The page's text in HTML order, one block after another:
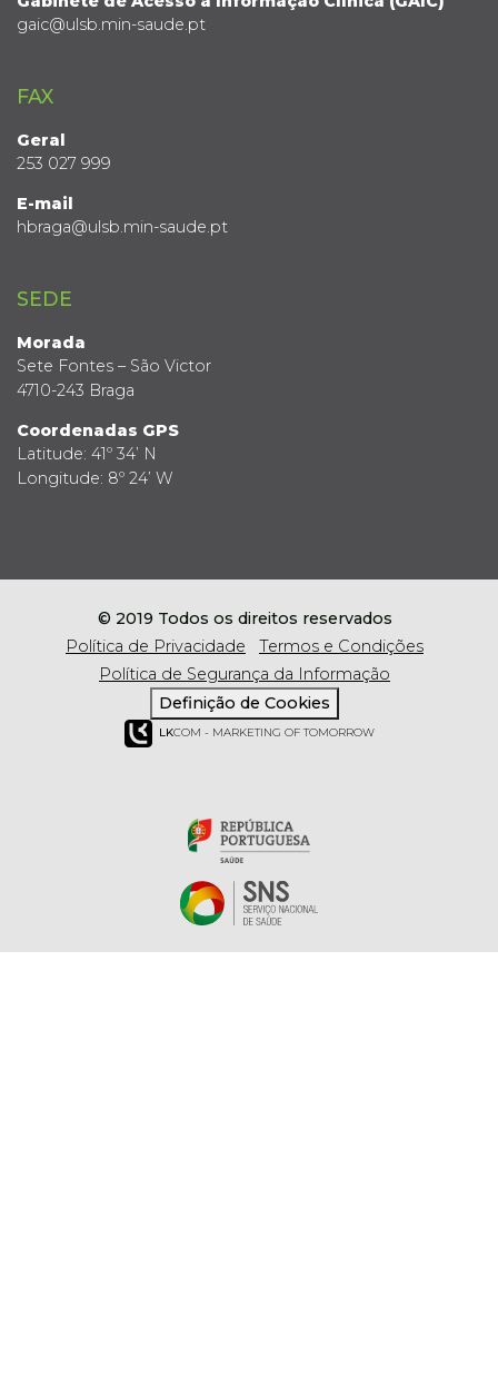
gaic@ulsb.min-saude.pt
FAX
Geral
253 027 999
E-mail
hbraga@ulsb.min-saude.pt
SEDE
Morada
Sete Fontes – São Victor
4710-243 Braga
Coordenadas GPS
Latitude: 41º 34’ N
Longitude: 8º 24’ W
© 2019 Todos os direitos reservados
Política de Privacidade
Termos e Condições
Política de Segurança da Informação
Definição de Cookies
LKCOM - MARKETING OF TOMORROW